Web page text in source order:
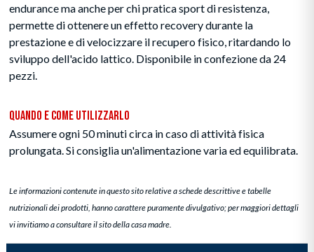
endurance ma anche per chi pratica sport di resistenza,
permette di ottenere un effetto recovery durante la
prestazione e di velocizzare il recupero fisico, ritardando lo
sviluppo dell'acido lattico. Disponibile in confezione da 24
pezzi.
Quando e Come Utilizzarlo
Assumere ogni 50 minuti circa in caso di attività fisica
prolungata. Si consiglia un'alimentazione varia ed equilibrata.
Le informazioni contenute in questo sito relative a schede descrittive e tabelle
nutrizionali dei prodotti, hanno carattere puramente divulgativo; per maggiori dettagli
vi invitiamo a consultare il sito della casa madre.